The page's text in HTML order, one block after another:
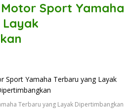
Sport Yamaha
Terbaru yang Layak Dipertimbangkan